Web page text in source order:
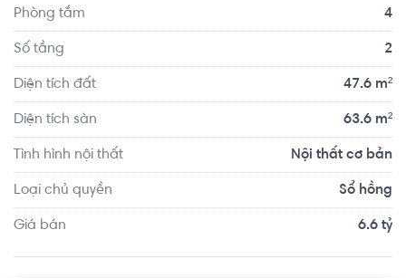
Phòng tắm 4
Số tầng 2
Diện tích đất 47.6 m²
Diện tích sàn 63.6 m²
Tình hình nội thất Nội thất cơ bản
Loại chủ quyền Sổ hồng
Giá bán 6.6 tỷ